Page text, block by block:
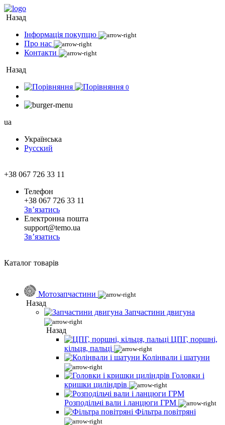
Назад
Інформація покупцю
Про нас
Контакти
Назад
0
ua
Українська
Русский
+38 067 726 33 11
Телефон
+38 067 726 33 11
Зв’язатись
Електронна пошта
support@temo.ua
Зв’язатись
Каталог товарів
Мотозапчастини
Назад
Запчастини двигуна
Назад
ЦПГ, поршні,
кільця, пальці
Колінвали і шатуни
Головки і
кришки циліндрів
Розподільчі вали і ланцюги ГРМ
Фільтра повітряні